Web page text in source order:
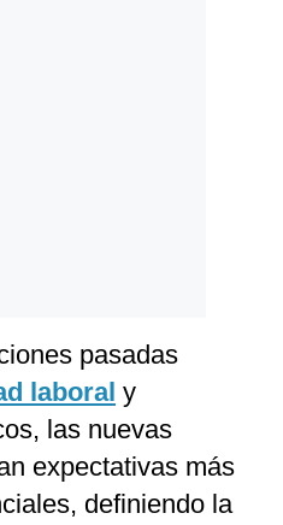
pasadas
laboral y
las nuevas
expectativas más
definiendo la